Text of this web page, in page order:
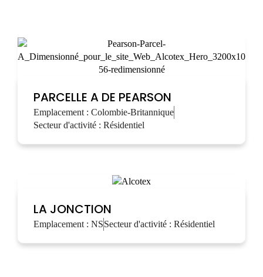
PARCELLE A DE PEARSON
Emplacement : Colombie-Britannique
Secteur d'activité : Résidentiel
LA JONCTION
Emplacement : NSSecteur d'activité : Résidentiel